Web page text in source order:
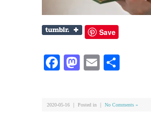
Save
Facebook
Mastodon
Email
2020-05-16 ｜ Posted in ｜ No Comments »